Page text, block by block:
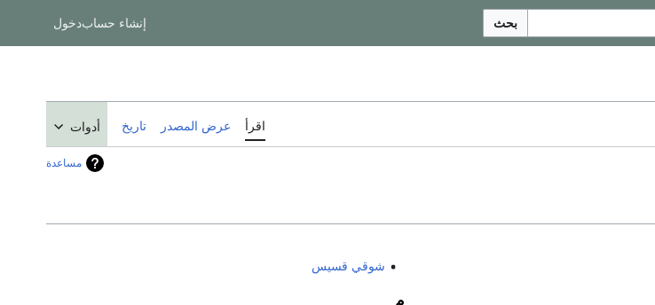
بحث إنشاء حسابدخول
اقرأ عرض المصدر تاريخ أدوات
مساعدة
شوقي قسيس
م